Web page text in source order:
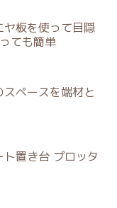
ヤ板を使って目隠
ても簡単
スペースを端材と
ト置き台 プロッタ